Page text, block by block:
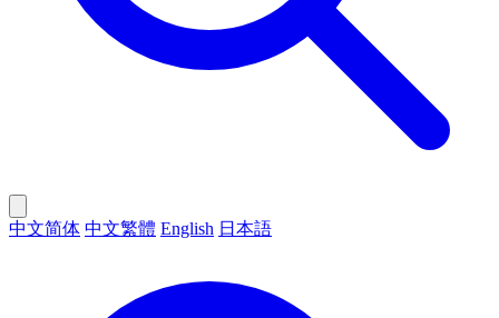
中文简体 中文繁體 English 日本語